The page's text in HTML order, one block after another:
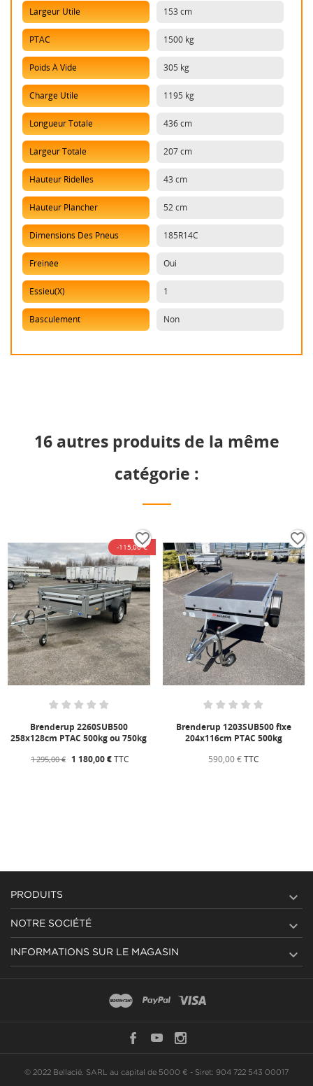
Largeur Utile 153 cm
PTAC 1500 kg
Poids À Vide 305 kg
Charge Utile 1195 kg
Longueur Totale 436 cm
Largeur Totale 207 cm
Hauteur Ridelles 43 cm
Hauteur Plancher 52 cm
Dimensions Des Pneus 185R14C
Freinée Oui
Essieu(x) 1
Basculement Non
16 autres produits de la même
catégorie :
-115,00 €
Brenderup 2260SUB500
258x128cm PTAC 500kg ou 750kg
1 295,00 € 1 180,00 €TTC
favorite_border
Brenderup 1203SUB500 fixe
204x116cm PTAC 500kg
590,00 €TTC
favorite_border
PRODUITS 
NOTRE SOCIÉTÉ 
INFORMATIONS SUR LE MAGASIN 
© 2022 Bellacié. SARL au capital de 5000 € - Siret: 904 722 543 00017